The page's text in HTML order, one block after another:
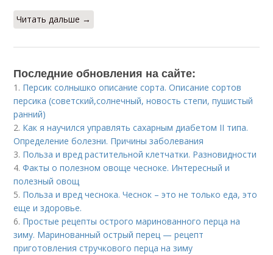
Читать дальше →
Последние обновления на сайте:
1. Персик солнышко описание сорта. Описание сортов
персика (советский,солнечный, новость степи, пушистый
ранний)
2. Как я научился управлять сахарным диабетом II типа.
Определение болезни. Причины заболевания
3. Польза и вред растительной клетчатки. Разновидности
4.Факты о полезном овоще чесноке. Интересный и
полезный овощ
5. Польза и вред чеснока. Чеснок – это не только еда, это
еще и здоровье.
6. Простые рецепты острого маринованного перца на
зиму. Маринованный острый перец — рецепт
приготовления стручкового перца на зиму